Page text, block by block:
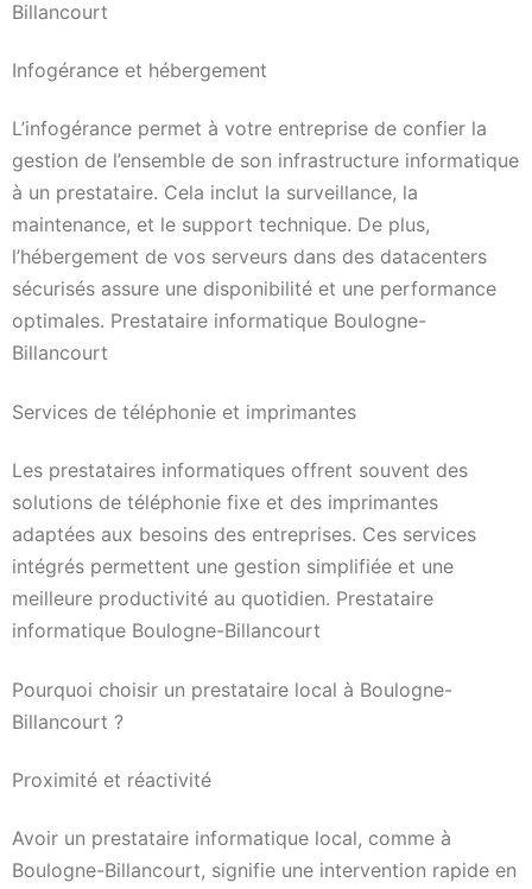
Billancourt
Infogérance et hébergement
L’infogérance permet à votre entreprise de confier la
gestion de l’ensemble de son infrastructure informatique
à un prestataire. Cela inclut la surveillance, la
maintenance, et le support technique. De plus,
l’hébergement de vos serveurs dans des datacenters
sécurisés assure une disponibilité et une performance
optimales. Prestataire informatique Boulogne-
Billancourt
Services de téléphonie et imprimantes
Les prestataires informatiques offrent souvent des
solutions de téléphonie fixe et des imprimantes
adaptées aux besoins des entreprises. Ces services
intégrés permettent une gestion simplifiée et une
meilleure productivité au quotidien. Prestataire
informatique Boulogne-Billancourt
Pourquoi choisir un prestataire local à Boulogne-
Billancourt ?
Proximité et réactivité
Avoir un prestataire informatique local, comme à
Boulogne-Billancourt, signifie une intervention rapide en